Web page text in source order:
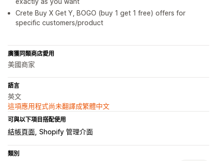
Crete Buy X Get Y, BOGO (buy 1 get 1 free) offers for
specific customers/product
廣獲同類商店愛用
美國商家
語言
英文
這項應用程式尚未翻譯成繁體中文
可與以下項目搭配使用
結帳頁面 Shopify 管理介面
類別